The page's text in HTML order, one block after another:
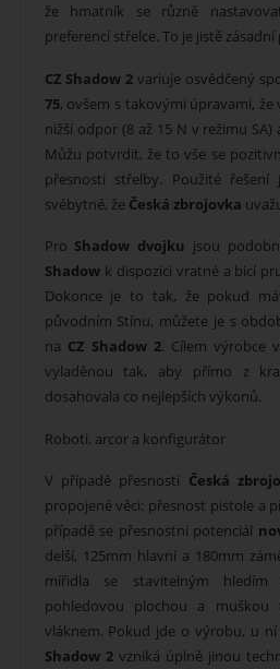
že hmatník se různě
preferencí střelce. To je jistě
CZ Shadow 2 variuje osvědčený
75, ovšem s takovými úpravami, že
nižší odpor (8 až 15 N v režimu
Můžu potvrdit, že to vše se
přesnosti střelby. Použité
svébytné, že Česká zbrojovka
Pro Shadow dvojku jsou
Shadowk dispozici vratné a bicí
Dokonce je to tak, že pokud
původním Stínu, můžete je s
na CZ Shadow 2. Cílem výrobce
vyladěnou tak, aby přímo z
dosahovala co nejlepších výkonů.
Roboti, arcor a konfigurátor
V případě přesnosti Česká
propojené věci: přesnost pistole a
případě se přesnostní potenciál
delší, 125mm hlavní a 180mm
mířidla se stavitelným hledím
pohledovou plochou a muškou
vláknem. Pokud jde o výrobu, u
Shadow 2vzniká úplně jinou